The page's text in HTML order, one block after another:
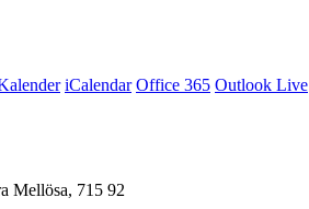
iCalendar Office 365 Outlook Live
Mellösa, 715 92